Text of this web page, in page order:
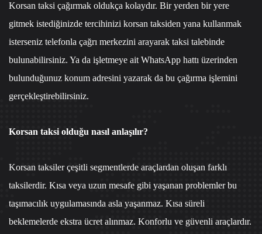
Korsan taksi çağırmak oldukça kolaydır. Bir yerden bir yere
gitmek istediğinizde tercihinizi korsan taksiden yana kullanmak
isterseniz telefonla çağrı merkezini arayarak taksi talebinde
bulunabilirsiniz. Ya da işletmeye aitWhatsApp hattı üzerinden
bulunduğunuz konum adresini yazarak da bu çağırma işlemini
gerçekleştirebilirsiniz.
Korsan taksi olduğu nasıl anlaşılır?
Korsan taksiler çeşitli segmentlerde araçlardan oluşan farklı
taksilerdir. Kısa veya uzun mesafe gibi yaşanan problemler bu
taşımacılık uygulamasında asla yaşanmaz. Kısa süreli
beklemelerde ekstra ücret alınmaz. Konforlu ve güvenli araçlardır.